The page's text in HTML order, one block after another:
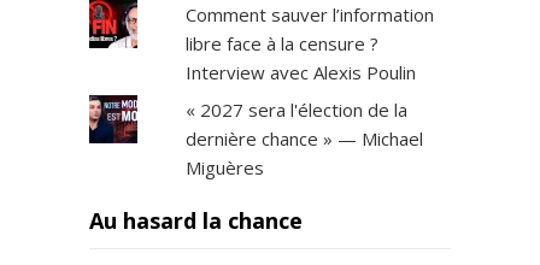
Comment sauver l’information
libre face à la censure ?
Interview avec Alexis Poulin
« 2027 sera l'élection de la
dernière chance » — Michael
Miguères
Au hasard la chance